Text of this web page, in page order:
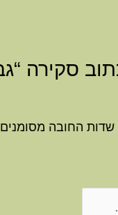
שדות החובה מסומנים